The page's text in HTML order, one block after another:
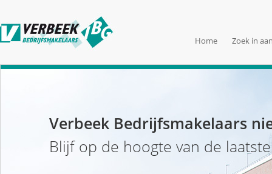
Home Zoek in
Verbeek Bedrijfsmakelaars
Blijf op de hoogte van de